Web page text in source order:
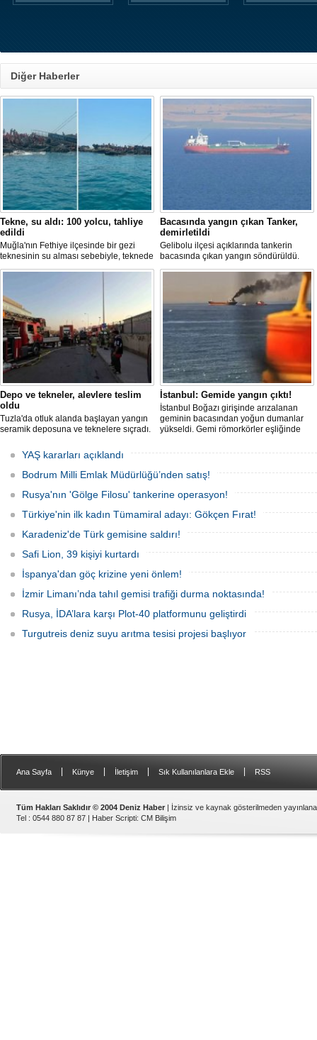
Diğer Haberler
Tekne, su aldı: 100 yolcu, tahliye
edildi
Muğla'nın Fethiye ilçesinde bir gezi
teknesinin su alması sebebiyle, teknede
bulunan 100 yolcu tahliye edildi,
Bacasında yangın çıkan Tanker,
demirletildi
Gelibolu ilçesi açıklarında tankerin
bacasında çıkan yangın söndürüldü.
Tanker, ardından Şevketiye Demir
Depo ve tekneler, alevlere teslim
oldu
Tuzla'da otluk alanda başlayan yangın
seramik deposuna ve teknelere sıçradı.
alevleri kontrol altına aldı.
İstanbul: Gemide yangın çıktı!
İstanbul Boğazı girişinde arızalanan
geminin bacasından yoğun dumanlar
yükseldi. Gemi römorkörler eşliğinde
YAŞ kararları açıklandı
Bodrum Milli Emlak Müdürlüğü’nden satış!
Rusya'nın 'Gölge Filosu' tankerine operasyon!
Türkiye'nin ilk kadın Tümamiral adayı: Gökçen Fırat!
Karadeniz'de Türk gemisine saldırı!
Safi Lion, 39 kişiyi kurtardı
İspanya'dan göç krizine yeni önlem!
İzmir Limanı’nda tahıl gemisi trafiği durma noktasında!
Rusya, İDA’lara karşı Plot-40 platformunu geliştirdi
Turgutreis deniz suyu arıtma tesisi projesi başlıyor
Ana Sayfa Künye İletişim Sık Kullanılanlara Ekle RSS
Tüm Hakları Saklıdır © 2004 Deniz Haber | İzinsiz ve kaynak gösterilmeden
Tel : 0544 880 87 87 | Haber Scripti: CM Bilişim